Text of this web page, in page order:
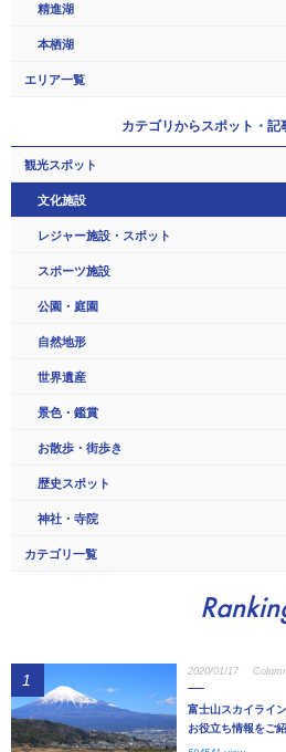
精進湖
本栖湖
エリア一覧
カテゴリからスポット・記
観光スポット
文化施設
レジャー施設・スポット
スポーツ施設
公園・庭園
自然地形
世界遺産
景色・鑑賞
お散歩・街歩き
歴史スポット
神社・寺院
カテゴリ一覧
1 2020/01/17
富士山スカイライ
お役立ち情報をご